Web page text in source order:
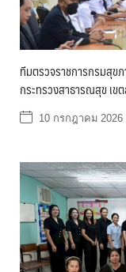
ทีมตรวจราชการกรมสุข
กระทรวงสาธารณสุข เข
10 กรกฎาคม 2026